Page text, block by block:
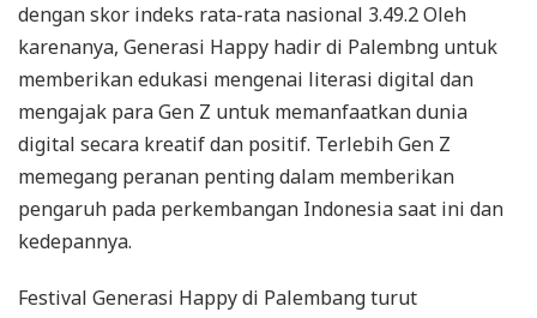
dengan skor indeks rata-rata nasional 3.49.2 Oleh
karenanya, Generasi Happy hadir di Palembng untuk
memberikan edukasi mengenai literasi digital dan
mengajak para Gen Z untuk memanfaatkan dunia
digital secara kreatif dan positif. Terlebih Gen Z
memegang peranan penting dalam memberikan
pengaruh pada perkembangan Indonesia saat ini dan
kedepannya.
Festival Generasi Happy di Palembang turut